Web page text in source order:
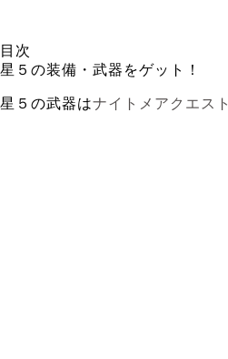
目次
星５の装備・武器をゲット！
星５の武器はナイトメアクエスト